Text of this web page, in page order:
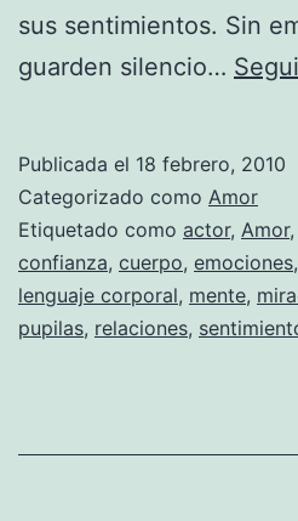
sus sentimientos. Sin
guarden silencio…
Publicada el 18 febrero, 2010
Categorizado como Amor
Etiquetado como actor, Amor,
confianza, cuerpo, emociones,
lenguaje corporal, mente,
pupilas, relaciones,